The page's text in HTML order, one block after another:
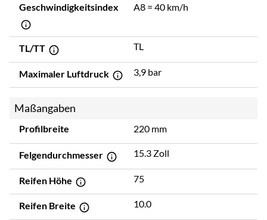
Geschwindigkeitsindex A8 = 40 km/h
TL/TT TL
Maximaler Luftdruck 3,9 bar
Maßangaben
Profilbreite 220 mm
Felgendurchmesser 15.3 Zoll
Reifen Höhe 75
Reifen Breite 10.0